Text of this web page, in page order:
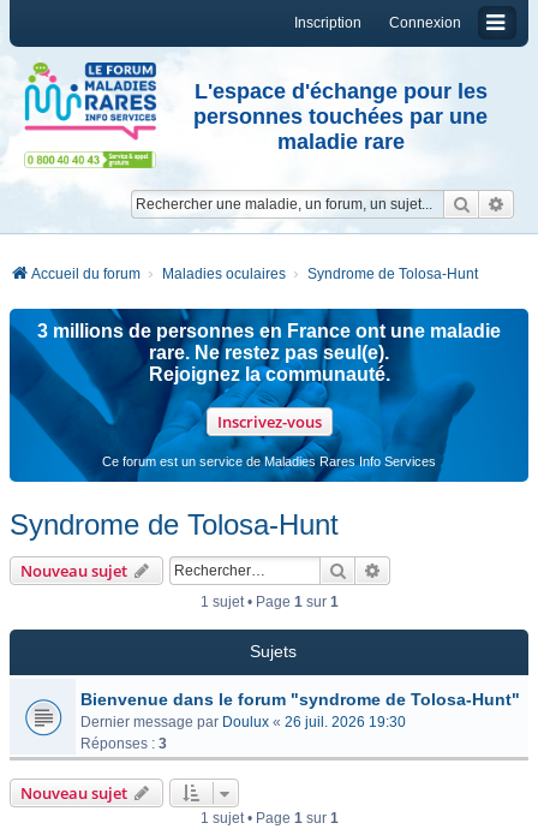
Connexion
Inscription
L'espace d'échange pour les
personnes touchées par une
maladie rare
Accueil du forum Maladies oculaires Syndrome de Tolosa-Hunt
3 millions de personnes en France ont une maladie
rare. Ne restez pas seul(e).
Rejoignez la communauté.
Inscrivez-vous
Ce forum est un service de Maladies Rares Info Services
Syndrome de Tolosa-Hunt
Nouveau sujet Rechercher
1 sujet • Page 1sur 1
Sujets
Bienvenue dans le forum "syndrome de Tolosa-Hunt"
Dernier message par Doulux « 26 juil. 2026 19:30
Réponses : 3
Nouveau sujet
1 sujet • Page 1sur 1